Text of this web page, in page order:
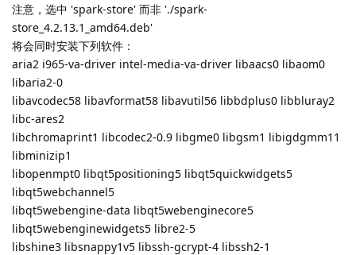
注意，选中 'spark-store' 而非 './spark-
store_4.2.13.1_amd64.deb'
将会同时安装下列软件：
aria2 i965-va-driver intel-media-va-driver libaacs0 libaom0
libaria2-0
libavcodec58 libavformat58 libavutil56 libbdplus0 libbluray2
libc-ares2
libchromaprint1 libcodec2-0.9 libgme0 libgsm1 libigdgmm11
libminizip1
libopenmpt0 libqt5positioning5 libqt5quickwidgets5
libqt5webchannel5
libqt5webengine-data libqt5webenginecore5
libqt5webenginewidgets5 libre2-5
libshine3 libsnappy1v5 libssh-gcrypt-4 libssh2-1